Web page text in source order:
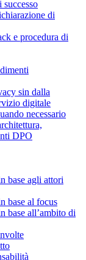
di
e procedura di
sin dalla
digitale
necessario
DPO
base agli attori
base al focus
base all’ambito di